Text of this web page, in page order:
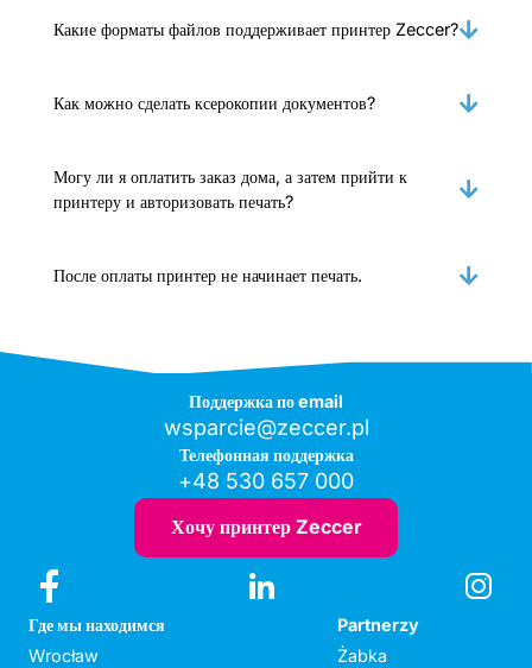
Какие форматы файлов поддерживает принтер Zeccer?
Как можно сделать ксерокопии документов?
Могу ли я оплатить заказ дома, а затем прийти к
принтеру и авторизовать печать?
После оплаты принтер не начинает печать.
Поддержка по email
wsparcie@zeccer.pl
Телефонная поддержка
+48 530 657 000
Хочу принтер Zeccer
Где мы находимся
Wrocław
Partnerzy
Żabka